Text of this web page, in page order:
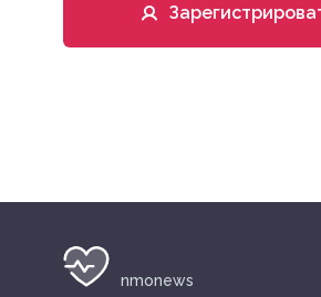
nmonews